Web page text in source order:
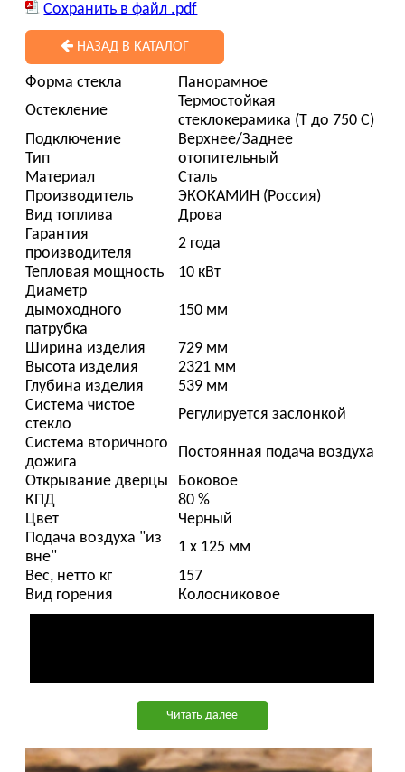
Сохранить в файл .pdf
НАЗАД В КАТАЛОГ
Форма стекла
Панорамное
Остекление
Термостойкая
стеклокерамика (Т до 750 С)
Подключение
Верхнее/Заднее
Тип
отопительный
Материал
Сталь
Производитель
ЭКОКАМИН (Россия)
Вид топлива
Дрова
Гарантия
производителя
2 года
Тепловая мощность
10 кВт
Диаметр
дымоходного
патрубка
150 мм
Ширина изделия
729 мм
Высота изделия
2321 мм
Глубина изделия
539 мм
Система чистое
стекло
Регулируется заслонкой
Система вторичного
дожига
Постоянная подача воздуха
Открывание дверцы
Боковое
КПД
80 %
Цвет
Черный
Подача воздуха "из
вне"
1 х 125 мм
Вес, нетто кг
157
Вид горения
Колосниковое
Читать далее